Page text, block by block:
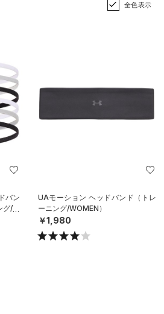
全色表示
バン
/W
UAモーション ヘッドバンド（トレ
ーニング/WOMEN）
￥1,980